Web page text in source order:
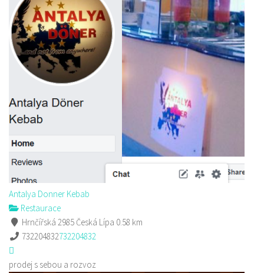
Antalya Donner Kebab
Restaurace
Hrnčířská 2985 Česká Lípa 0.58 km
732204832732204832
prodej s sebou a rozvoz